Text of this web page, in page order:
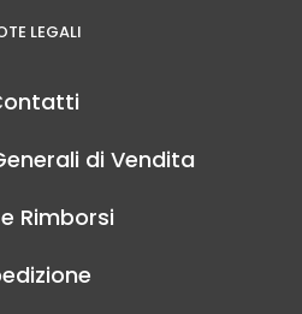
LEGALI
di Vendita
Rimborsi